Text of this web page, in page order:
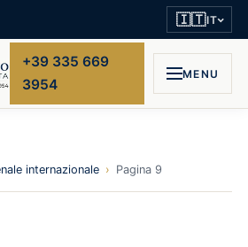
🇮🇹IT
+39 335 669
3954
MENU
internazionale › Pagina 9